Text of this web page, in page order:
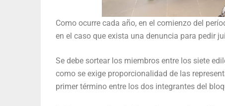
Como ocurre cada año, en el comienzo del
en el caso que exista una denuncia para pedir
Se debe sortear los miembros entre los siete
como se exige proporcionalidad de las
primer término entre los dos integrantes del